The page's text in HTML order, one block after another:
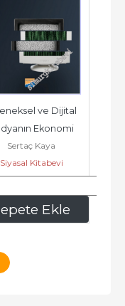
Ekle
ve Dijital
Ekonomi
-        2026
Sertaç Kaya
Siyasal Kitabevi
337,50